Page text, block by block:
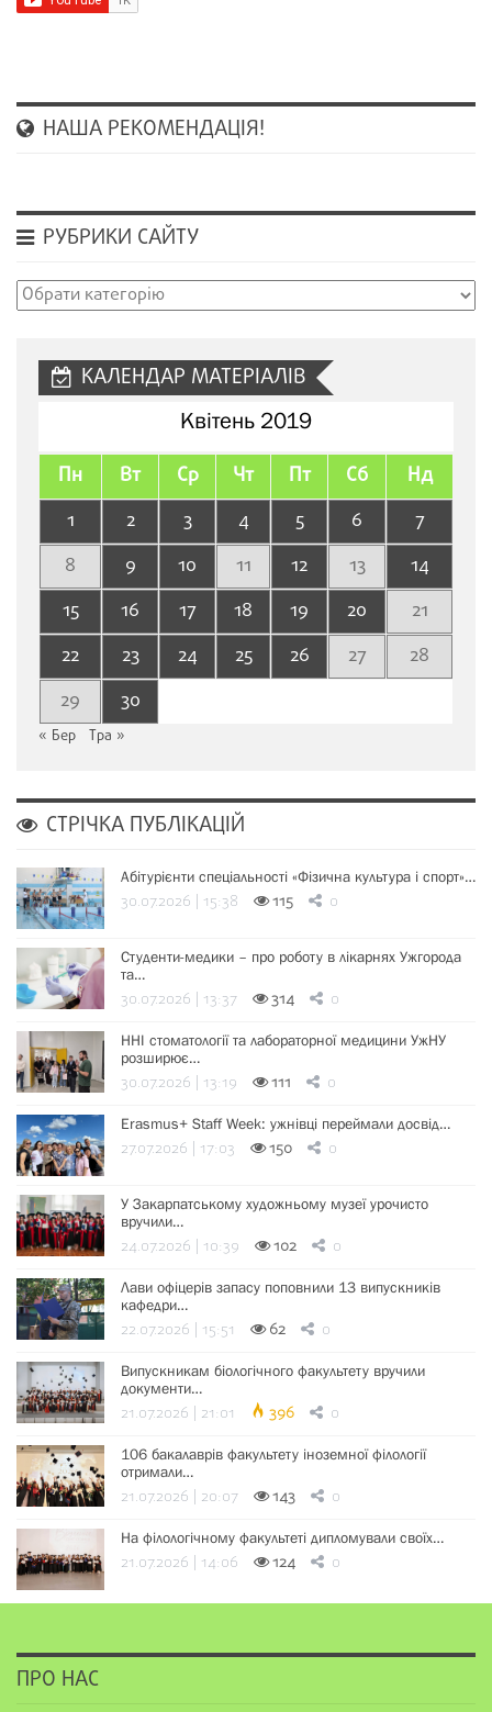
НАША РЕКОМЕНДАЦІЯ!
РУБРИКИ САЙТУ
Рубрики
КАЛЕНДАР МАТЕРІАЛІВ
Квітень 2019
Пн Вт Ср Чт Пт Сб Нд
1 2 3 4 5 6
7
8
9 10 11 12 13
14
15
16 17 18 19 20
21
22
23 24 25 26 27
28
29
30
« Бер Тра »
СТРІЧКА ПУБЛІКАЦІЙ
Абітурієнти спеціальності «Фізична культура і спорт»…
30.07.2026 | 15:38 115 0
Студенти-медики – про роботу в лікарнях Ужгорода
та…
30.07.2026 | 13:37 314 0
ННІ стоматології та лабораторної медицини УжНУ
розширює…
30.07.2026 | 13:19 111 0
Erasmus+ Staff Week: ужнівці переймали досвід…
27.07.2026 | 17:03 150 0
У Закарпатському художньому музеї урочисто
вручили…
24.07.2026 | 10:39 102 0
Лави офіцерів запасу поповнили 13 випускників
кафедри…
22.07.2026 | 15:51 62 0
Випускникам біологічного факультету вручили
документи…
21.07.2026 | 21:01 396 0
106 бакалаврів факультету іноземної філології
отримали…
21.07.2026 | 20:07 143 0
На філологічному факультеті дипломували своїх…
21.07.2026 | 14:06 124 0
ПРО НАС